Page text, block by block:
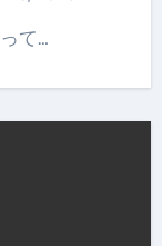
て…